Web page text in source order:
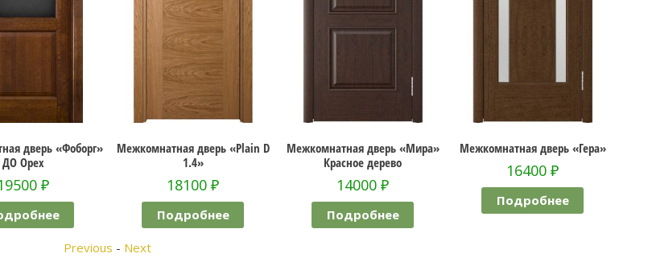
Межкомнатная дверь «Plain D
Подробнее
Межкомнатная дверь «Мира»
Подробнее
Межкомнатная дверь «Гера»
Подробнее
Межкомнатная дверь
23600
Подробнее
Previous - Next